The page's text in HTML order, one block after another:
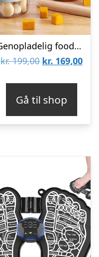
Genopladelig foodprocessor
kr.199,00 Den
kr. 199,00.
kr. 169,00Den
kr.
Gå til shop